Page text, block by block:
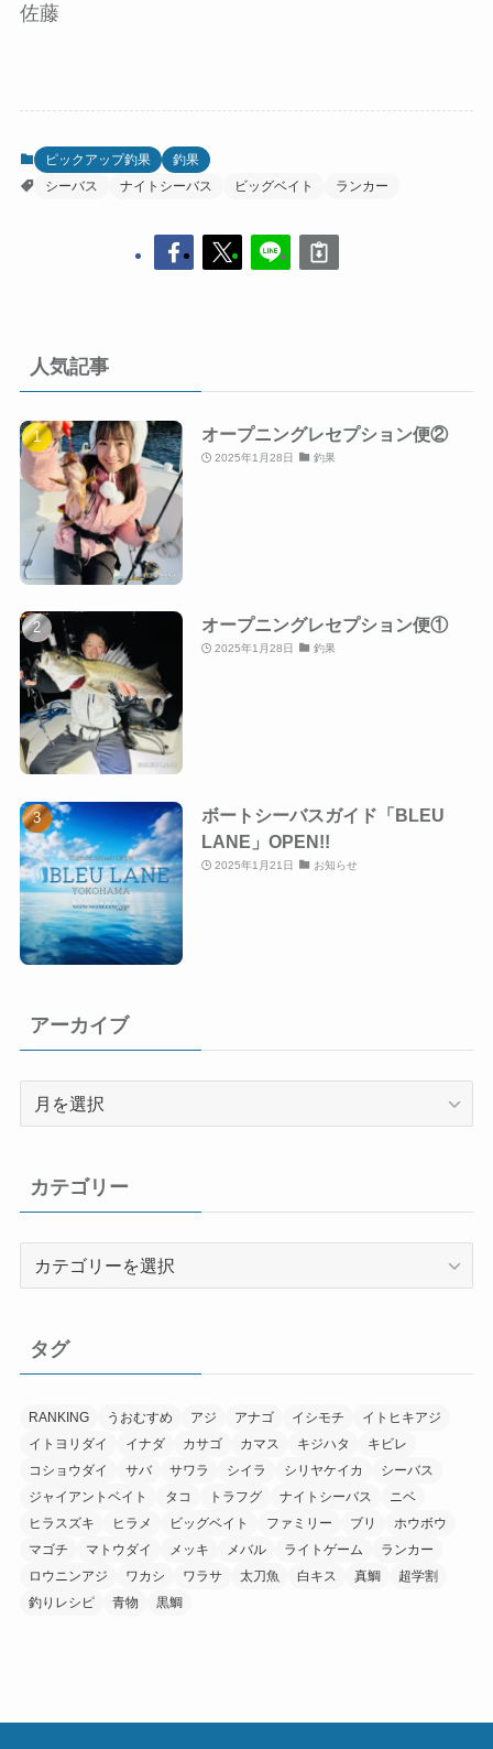
佐藤
ピックアップ釣果
釣果
シーバス
ナイトシーバス ビッグベイト ランカー
人気記事
オープニングレセプション便②
2025年1月28日 釣果
オープニングレセプション便①
2025年1月28日 釣果
ボートシーバスガイド「BLEU
LANE」OPEN!!
2025年1月21日 お知らせ
アーカイブ
ブ
カテゴリー
ー
タグ
RANKING うおむすめ アジ アナゴ イシモチ
イトヒキアジ
イトヨリダイ
イナダ カサゴ カマス キジハタ
キビレ
コショウダイ
サバ サワラ シイラ シリヤケイカ
シーバス
ジャイアントベイト
タコ トラフグ ナイトシーバス
ニベ
ヒラスズキ
ヒラメ ビッグベイト ファミリー ブリ
ホウボウ
マゴチ
マトウダイ メッキ メバル ライトゲーム
ランカー
ロウニンアジ
ワカシ ワラサ 太刀魚 白キス 真鯛
超学割
釣りレシピ
青物 黒鯛